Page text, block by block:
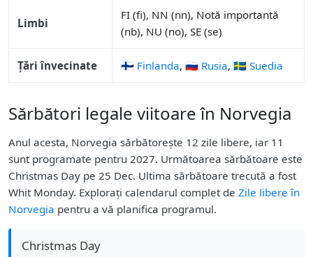
Limbi
FI (fi), NN (nn), Notă importantă
(nb), NU (no), SE (se)
Țări învecinate 🇫🇮 Finlanda, 🇷🇺 Rusia, 🇸🇪 Suedia
Sărbători legale viitoare în Norvegia
Anul acesta, Norvegia sărbătorește 12 zile libere, iar 11
sunt programate pentru 2027. Următoarea sărbătoare este
Christmas Day pe 25 Dec. Ultima sărbătoare trecută a fost
Whit Monday. Explorați calendarul complet de Zile libere în
Norvegia pentru a vă planifica programul.
Christmas Day